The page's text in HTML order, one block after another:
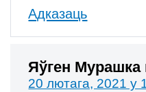
Адказаць
Яўген Мурашка
20 лютага, 2021 у